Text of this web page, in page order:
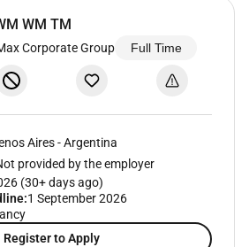
WM TM
Corporate Group Full Time
Aires -Argentina
provided by the employer
(30+ days ago)
1 September 2026
Register to Apply